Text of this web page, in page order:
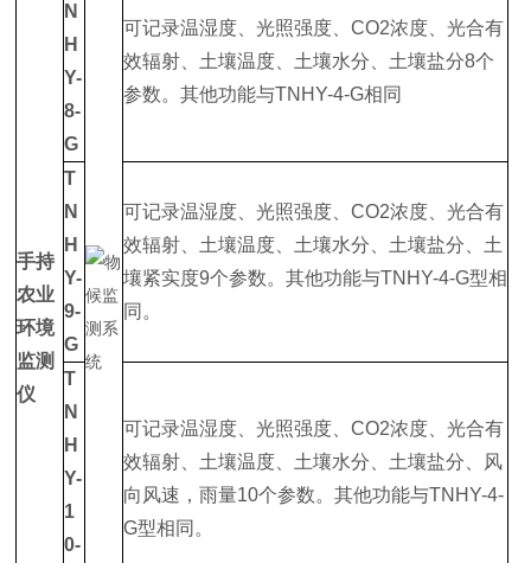
手持
农业
环境
监测
仪
N
H
Y-
8-
G
可记录温湿度、光照强度、CO2浓度、光合有
效辐射、土壤温度、土壤水分、土壤盐分8个
参数。其他功能与TNHY-4-G相同
T
N
H
Y-
9-
G
可记录温湿度、光照强度、CO2浓度、光合有
效辐射、土壤温度、土壤水分、土壤盐分、土
壤紧实度9个参数。其他功能与TNHY-4-G型相
同。
T
N
H
Y-
1
0-
可记录温湿度、光照强度、CO2浓度、光合有
效辐射、土壤温度、土壤水分、土壤盐分、风
向风速，雨量10个参数。其他功能与TNHY-4-
G型相同。